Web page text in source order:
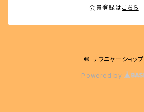
会員登録はこちら
© サウニャーショップ
Powered by